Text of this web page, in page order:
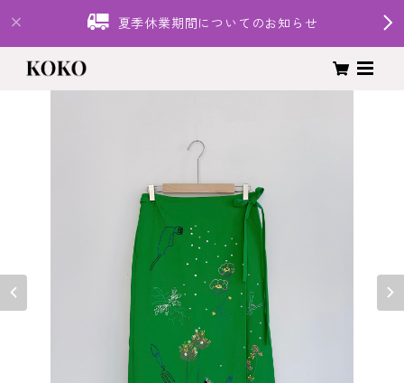
夏季休業期間についてのお知らせ